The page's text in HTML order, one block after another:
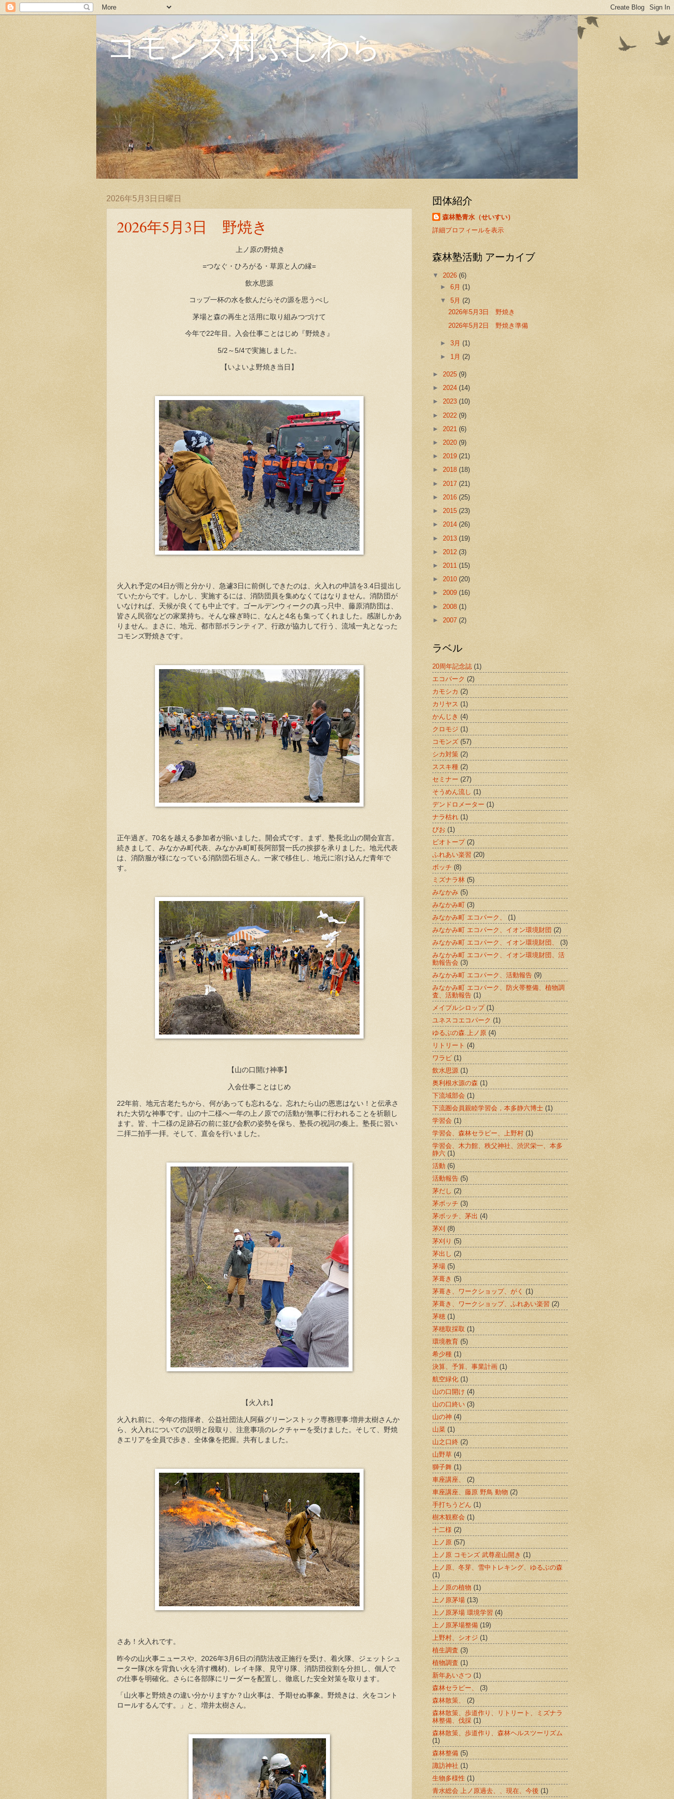
コモンズ村ふじわら
2026年5月3日日曜日
2026年5月3日 野焼き
上ノ原の野焼き
=つなぐ・ひろがる・草原と人の縁=
飲水思源
コップ一杯の水を飲んだらその源を思うべし
茅場と森の再生と活用に取り組みつづけて
今年で22年目。入会仕事ことはじめ『野焼き』
5/2～5/4で実施しました。
【いよいよ野焼き当日】
火入れ予定の4日が雨と分かり、急遽3日に前倒しできたのは、火入れの申請を3.4日提出し
ていたからです。しかし、実施するには、消防団員を集めなくてはなりません。消防団が
いなければ、天候が良くても中止です。ゴールデンウィークの真っ只中、藤原消防団は、
皆さん民宿などの家業持ち。そんな稼ぎ時に、なんと4名も集ってくれました。感謝しかあ
りません。まさに、地元、都市部ボランティア、行政が協力して行う、流域一丸となった
コモンズ野焼きです。
正午過ぎ。70名を越える参加者が揃いました。開会式です。まず、塾長北山の開会宣言。
続きまして、みなかみ町代表、みなかみ町町長阿部賢一氏の挨拶を承りました。地元代表
は、消防服が様になっている消防団石垣さん。一家で移住し、地元に溶け込んだ青年で
す。
【山の口開け神事】
入会仕事ことはじめ
22年前、地元古老たちから、何があっても忘れるな。忘れたら山の恩恵はない！と伝承さ
れた大切な神事です。山の十二様へ一年の上ノ原での活動が無事に行われることを祈願し
ます。皆、十二様の足跡石の前に並び会釈の姿勢を保ち、塾長の祝詞の奏上。塾長に習い
二拝二拍手一拝。そして、直会を行いました。
【火入れ】
火入れ前に、今年の指揮者、公益社団法人阿蘇グリーンストック専務理事:増井太樹さんか
ら、火入れについての説明と段取り、注意事項のレクチャーを受けました。そして、野焼
きエリアを全員で歩き、全体像を把握。共有しました。
さあ！火入れです。
昨今の山火事ニュースや、2026年3月6日の消防法改正施行を受け、着火隊、ジェットシュ
ーター隊(水を背負い火を消す機材)、レイキ隊、見守り隊、消防団役割を分担し、個人で
の仕事を明確化。さらに各部隊にリーダーを配置し、徹底した安全対策を取ります。
「山火事と野焼きの違い分かりますか？山火事は、予期せぬ事象。野焼きは、火をコント
ロールするんです。」と、増井太樹さん。
団体紹介
森林塾青水（せいすい）
詳細プロフィールを表示
森林塾活動 アーカイブ
▼ 2026 (6)
►6月(1)
▼5月(2)
2026年5月3日 野焼き
2026年5月2日 野焼き準備
►3月(1)
► 1月(2)
► 2025 (9)
► 2024 (14)
► 2023 (10)
► 2022 (9)
► 2021 (6)
► 2020 (9)
► 2019 (21)
► 2018 (18)
► 2017 (21)
► 2016 (25)
► 2015 (23)
► 2014 (26)
► 2013 (19)
► 2012 (3)
► 2011 (15)
► 2010 (20)
► 2009 (16)
► 2008 (1)
► 2007 (2)
ラベル
20周年記念誌 (1)
エコパーク (2)
カモシカ (2)
カリヤス (1)
かんじき (4)
クロモジ (1)
コモンズ (57)
シカ対策 (2)
ススキ種 (2)
セミナー (27)
そうめん流し (1)
デンドロメーター (1)
ナラ枯れ (1)
びお (1)
ビオトープ (2)
ふれあい楽習 (20)
ボッチ (8)
ミズナラ林 (5)
みなかみ (5)
みなかみ町 (3)
みなかみ町 エコパーク、
(1)
みなかみ町 エコパーク、イオン環境財団 (2)
みなかみ町 エコパーク、イオン環境財団、
(3)
みなかみ町 エコパーク、イオン環境財団、活
動報告会 (3)
みなかみ町 エコパーク、活動報告 (9)
みなかみ町 エコパーク、防火帯整備、植物調
査、活動報告 (1)
メイプルシロップ (1)
ユネスコエコパーク (1)
ゆるぶの森.上ノ原 (4)
リトリート (4)
ワラビ (1)
飲水思源 (1)
奥利根水源の森 (1)
下流域部会 (1)
下流圏会員親睦学習会，本多静六博士 (1)
学習会 (1)
学習会、森林セラピー、上野村 (1)
学習会、木力館、秩父神社、渋沢栄一、本多
静六 (1)
活動 (6)
活動報告 (5)
茅だし (2)
茅ボッチ (3)
茅ボッチ、茅出 (4)
茅刈 (8)
茅刈り (5)
茅出し (2)
茅場 (5)
茅葺き (5)
茅葺き、ワークショップ、がく (1)
茅葺き、ワークショップ、ふれあい楽習 (2)
茅穂 (1)
茅穂取採取 (1)
環境教育 (5)
希少種 (1)
決算、予算、事業計画 (1)
航空緑化 (1)
山の口開け (4)
山の口終い (3)
山の神 (4)
山菜 (1)
山之口終 (2)
山野草 (4)
獅子舞 (1)
車座講座、
(2)
車座講座、藤原 野鳥 動物 (2)
手打ちうどん (1)
樹木観察会 (1)
十二様 (2)
上ノ原 (57)
上ノ原 コモンズ 武尊産山開き (1)
上ノ原、冬芽、雪中トレキング、ゆるぶの森
(1)
上ノ原の植物 (1)
上ノ原茅場 (13)
上ノ原茅場 環境学習 (4)
上ノ原茅場整備 (19)
上野村、シオジ (1)
植生調査 (3)
植物調査 (1)
新年あいさつ (1)
森林セラピー、
(3)
森林散策、
(2)
森林散策、歩道作り、リトリート、ミズナラ
林整備、伐採 (1)
森林散策、歩道作り、森林ヘルスツーリズム
(1)
森林整備 (5)
諏訪神社 (1)
生物多様性 (1)
青水総会 上ノ原過去、、現在、今後 (1)